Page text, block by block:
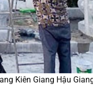
Kiên Giang Hậu